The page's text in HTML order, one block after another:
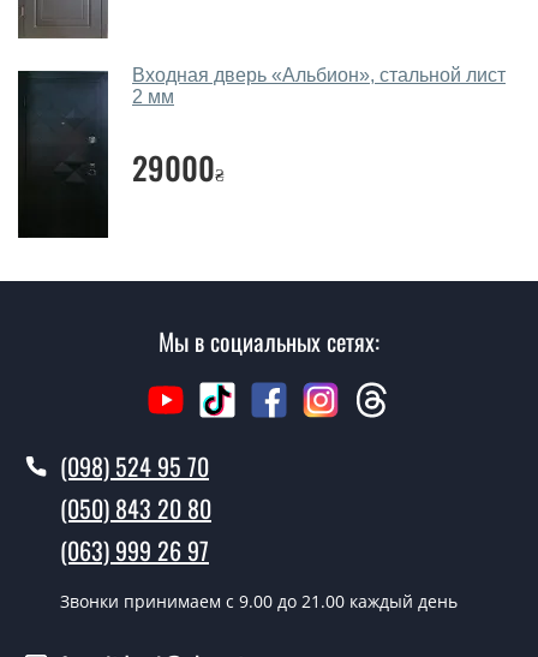
Вызов замерщика-консультанта стоит 450 грн.
Вы производите установку входных
Да производим. Монтаж входных дверей
производится согласно очереди, во все дни кроме
Рима?
Стоимость установки дверей Рима - от 1600 грн.
Как быстро можете установить двери
Рима?
условии наличия их на складе, либо на следующий
день.
Можно на сегодня вызвать
Входная дверь «Альбион», стальной лист
2 мм
29000₴
Мы в социальных сетях:
(098) 524 95 70
(050) 843 20 80
(063) 999 26 97
Звонки принимаем c 9.00 до 21.00 каждый день